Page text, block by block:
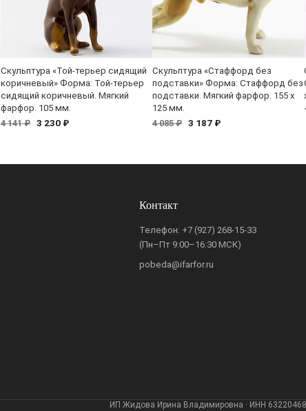
Скульптура «Той-терьер сидящий
коричневый» Форма: Той-терьер
сидящий коричневый. Мягкий
фарфор. 105 мм.
4 141 ₽ 3 230 ₽
Скульптура «Стаффорд без
подставки» Форма: Стаффорд без
подставки. Мягкий фарфор. 155 x
125 мм.
4 085 ₽ 3 187 ₽
Контакт
Телефон: +7 (927) 268-15-33
(Пн–Пт 9:00–16:30 МСК)
pobeda@ifarfor.ru
ИП Жидова Ирина Владимировна · ИНН